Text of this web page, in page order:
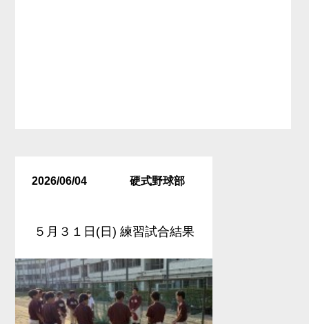
2026/06/04 硬式野球部
５月３１日(日) 練習試合結果